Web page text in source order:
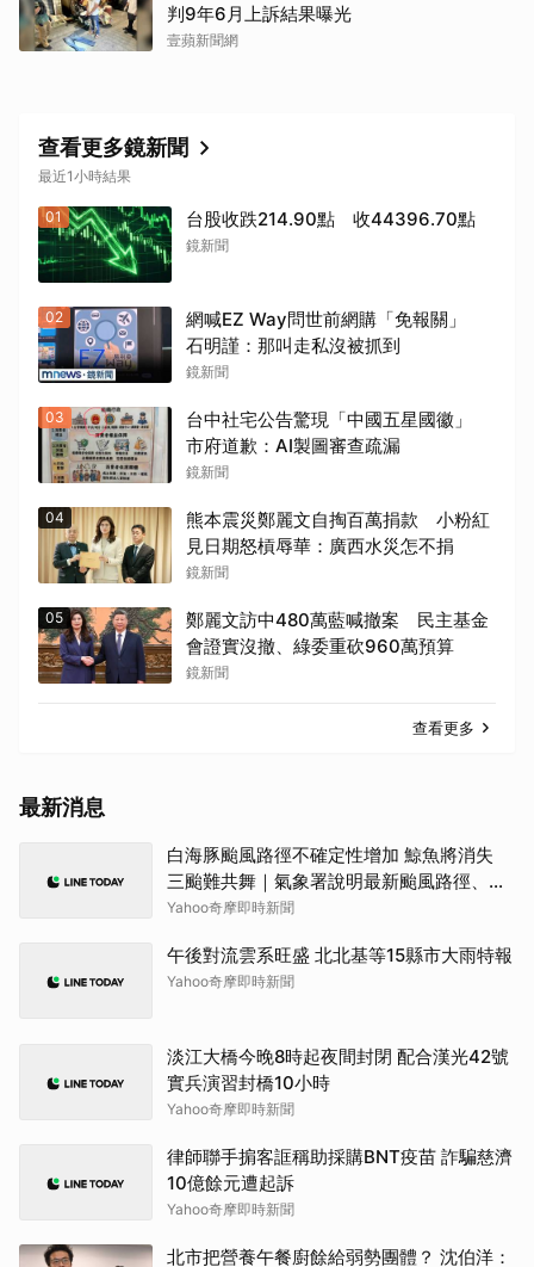
判9年6月上訴結果曝光
壹蘋新聞網
查看更多鏡新聞
最近1小時結果
01 台股收跌214.90點 收44396.70點
鏡新聞
02
網喊EZ Way問世前網購「免報關」
石明謹：那叫走私沒被抓到
鏡新聞
03
台中社宅公告驚現「中國五星國徽」
市府道歉：AI製圖審查疏漏
鏡新聞
04
熊本震災鄭麗文自掏百萬捐款 小粉紅
見日期怒槓辱華：廣西水災怎不捐
鏡新聞
05
鄭麗文訪中480萬藍喊撤案 民主基金
會證實沒撤、綠委重砍960萬預算
鏡新聞
查看更多
最新消息
白海豚颱風路徑不確定性增加 鯨魚將消失
三颱難共舞｜氣象署說明最新颱風路徑、影
響範圍
Yahoo奇摩即時新聞
午後對流雲系旺盛 北北基等15縣市大雨特報
Yahoo奇摩即時新聞
淡江大橋今晚8時起夜間封閉 配合漢光42號
實兵演習封橋10小時
Yahoo奇摩即時新聞
律師聯手掮客誆稱助採購BNT疫苗 詐騙慈濟
10億餘元遭起訴
Yahoo奇摩即時新聞
北市把營養午餐廚餘給弱勢團體？ 沈伯洋：